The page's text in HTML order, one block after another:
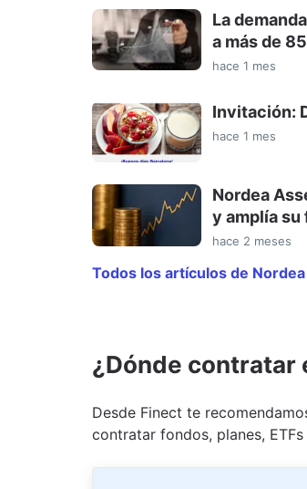
La
a más de
hace 1 mes
Invitación:
hace 1 mes
Nordea
y amplía su
hace 2 meses
Todos los artículos de
¿Dónde contratar
Desde Finect te
contratar fondos, planes,